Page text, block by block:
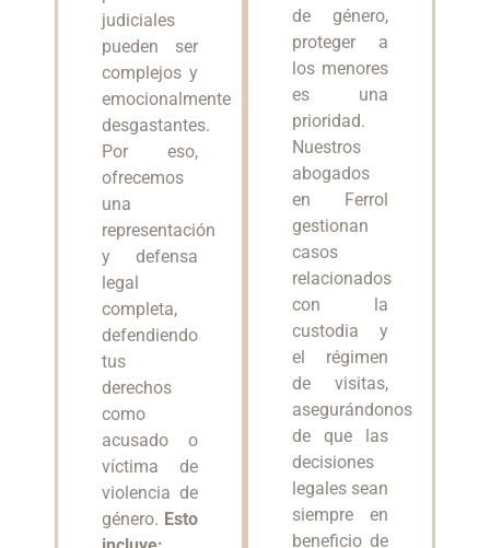
judiciales
pueden ser
complejos y
emocionalmente
desgastantes.
Por eso,
ofrecemos
una
representación
y defensa
legal
completa,
defendiendo
tus
derechos
como
acusado o
víctima de
violencia de
género. Esto
de género,
proteger a
los menores
es una
prioridad.
Nuestros
abogados
en Ferrol
gestionan
casos
relacionados
con la
custodia y
el régimen
de visitas,
asegurándonos
de que las
decisiones
legales sean
siempre en
beneficio de